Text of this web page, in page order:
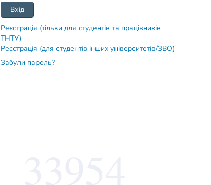
Реєстрація (тільки для студентів та працівників
ТНТУ)
Реєстрація (для студентів інших університетів/ЗВО)
Забули пароль?